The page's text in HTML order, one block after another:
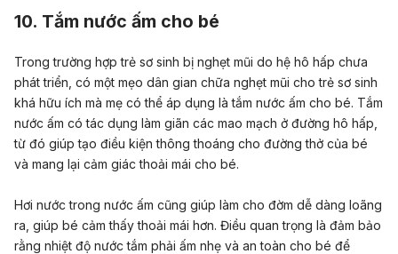
10. Tắm nước ấm cho bé
Trong trường hợp trẻ sơ sinh bị nghẹt mũi do hệ hô hấp chưa
phát triển, có một mẹo dân gian chữa nghẹt mũi cho trẻ sơ sinh
khá hữu ích mà mẹ có thể áp dụng là tắm nước ấm cho bé. Tắm
nước ấm có tác dụng làm giãn các mao mạch ở đường hô hấp,
từ đó giúp tạo điều kiện thông thoáng cho đường thở của bé
và mang lại cảm giác thoải mái cho bé.
Hơi nước trong nước ấm cũng giúp làm cho đờm dễ dàng loãng
ra, giúp bé cảm thấy thoải mái hơn. Điều quan trọng là đảm bảo
rằng nhiệt độ nước tắm phải ấm nhẹ và an toàn cho bé để